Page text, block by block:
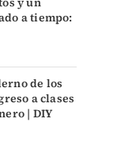
a tiempo:
de los
a clases
| DIY